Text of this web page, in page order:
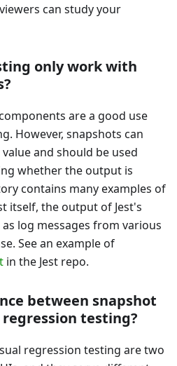
can study your
only work with
are a good use
However, snapshots can
and should be used
whether the output is
contains many examples of
itself, the output of Jest's
log messages from various
See an example of
in the Jest repo.
between snapshot
testing?
regression testing are two